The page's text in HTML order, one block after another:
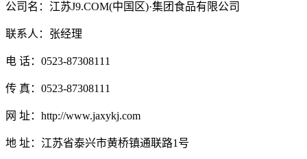
公司名：江苏J9.COM(中国区)·集团食品有限公司
联系人：张经理
电 话：0523-87308111
传 真：0523-87308111
网 址：http://www.jaxykj.com
地 址：江苏省泰兴市黄桥镇通联路1号